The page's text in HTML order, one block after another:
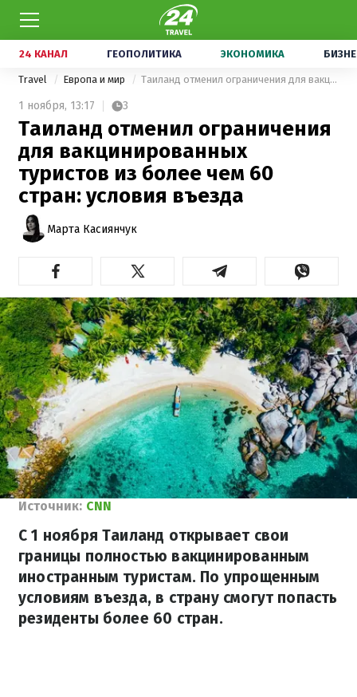
24 КАНАЛ ГЕОПОЛИТИКА ЭКОНОМИКА
Travel Европа и мир Таиланд отменил ограничения для вакцинированных туристов из более чем 60 стран: условия въезда
1 ноября, 13:17 3
Таиланд отменил ограничения
для вакцинированных
туристов из более чем 60
стран: условия въезда
Марта Касиянчук
Источник: CNN
С 1 ноября Таиланд открывает свои
границы полностью вакцинированным
иностранным туристам. По упрощенным
условиям въезда, в страну смогут попасть
резиденты более 60 стран.